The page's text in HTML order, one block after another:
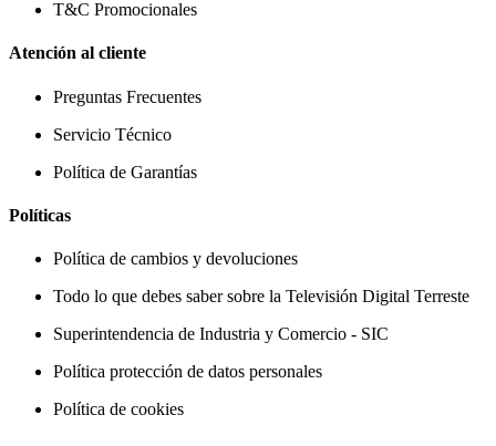
T&C Promocionales
Atención al cliente
Preguntas Frecuentes
Servicio Técnico
Política de Garantías
Políticas
Política de cambios y devoluciones
Todo lo que debes saber sobre la Televisión Digital Terreste
Superintendencia de Industria y Comercio - SIC
Política protección de datos personales
Política de cookies